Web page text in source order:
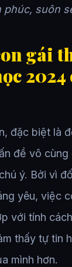
phúc, suôn
gái
đặc biệt là
đề vô cùng
ý. Bởi vì
yêu, việc
với tính
thấy tự tin
mình hơn.